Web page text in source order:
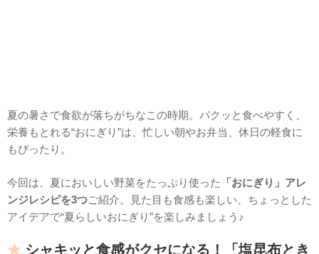
夏の暑さで食欲が落ちがちなこの時期。パクッと食べやすく、
栄養もとれる“おにぎり”は、忙しい朝やお弁当、休日の軽食に
もぴったり。
今回は、夏においしい野菜をたっぷり使った
「おにぎり」アレ
ンジレシピを3つご紹介。見た目も食感も楽しい、ちょっとした
アイデアで“夏らしいおにぎり”を楽しみましょう♪
シャキッと食感がクセになる！「塩昆布とき